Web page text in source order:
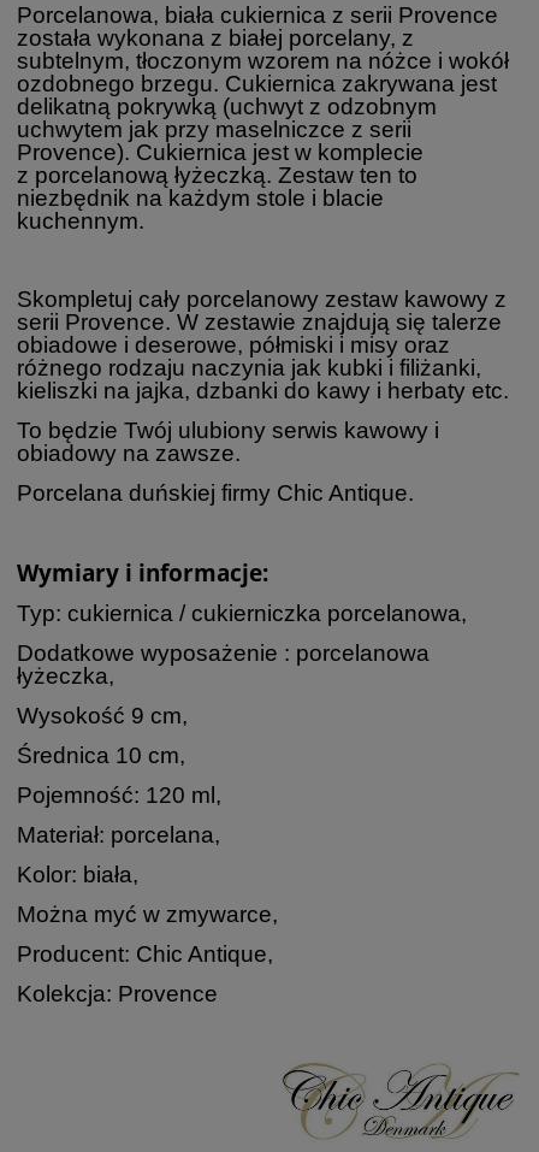
Porcelanowa, biała cukiernica z serii Provence
została wykonana z białej porcelany, z
subtelnym, tłoczonym wzorem na nóżce i wokół
ozdobnego brzegu. Cukiernica zakrywana jest
delikatną pokrywką (uchwyt z odzobnym
uchwytem jak przy maselniczce z serii
Provence). Cukiernica jest w komplecie
z porcelanową łyżeczką. Zestaw ten to
niezbędnik na każdym stole i blacie
kuchennym.
Skompletuj cały porcelanowy zestaw kawowy z
serii Provence. W zestawie znajdują się talerze
obiadowe i deserowe, półmiski i misy oraz
różnego rodzaju naczynia jak kubki i filiżanki,
kieliszki na jajka, dzbanki do kawy i herbaty etc.
To będzie Twój ulubiony serwis kawowy i
obiadowy na zawsze.
Porcelana duńskiej firmy Chic Antique.
Wymiary i informacje:
Typ: cukiernica / cukierniczka porcelanowa,
Dodatkowe wyposażenie : porcelanowa
łyżeczka,
Wysokość 9 cm,
Średnica 10 cm,
Pojemność: 120 ml,
Materiał: porcelana,
Kolor: biała,
Można myć w zmywarce,
Producent: Chic Antique,
Kolekcja: Provence